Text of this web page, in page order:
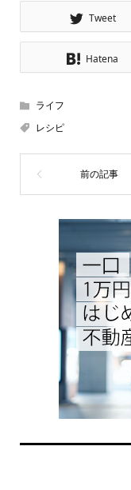
Tweet
Hatena
ライフ
レシピ